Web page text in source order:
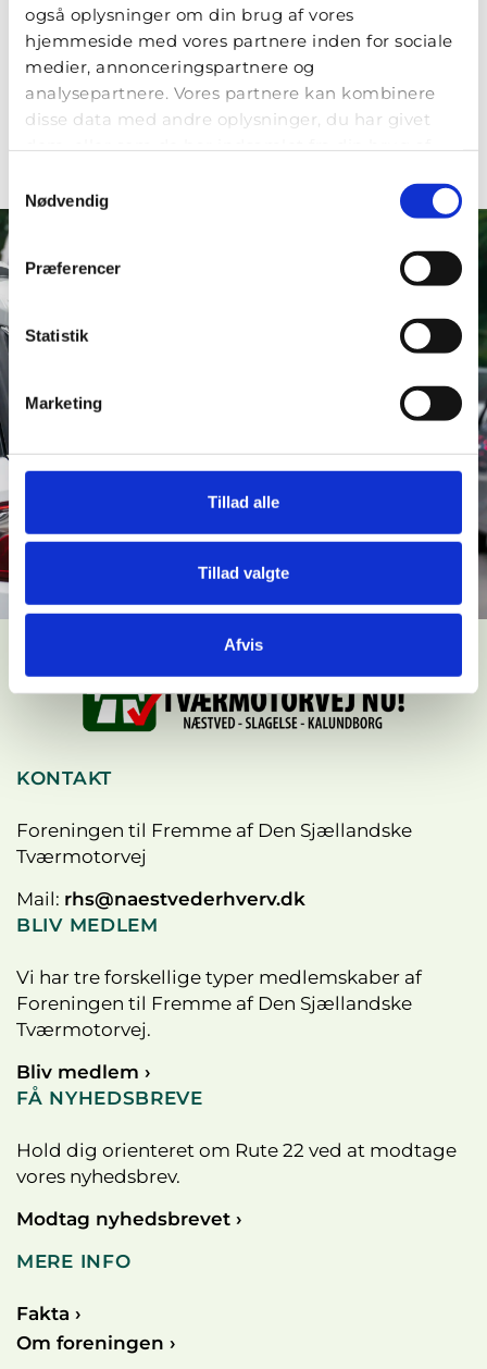
også oplysninger om din brug af vores
hjemmeside med vores partnere inden for sociale
medier, annonceringspartnere og
analysepartnere. Vores partnere kan kombinere
disse data med andre oplysninger, du har givet
Nødvendig
Præferencer
Statistik
Marketing
Tillad alle
Tillad valgte
Afvis
Medlemmer af foreningen
Se alle vores medlemmer af Foreningen til
Fremme af Den Sjællandske Tværmotorvej.
En reduceret rejsetid på
Hver eneste dag kører mellem 8.000 og
Næstved, Slagelse og Kalundborg. En
strækningerne kan gøre Danmark 2 mia.
LÆS MERE
KONTAKT
Foreningen til Fremme af Den Sjællandske
Tværmotorvej
Mail: rhs@naestvederhverv.dk
BLIV MEDLEM
Vi har tre forskellige typer medlemskaber af
Foreningen til Fremme af Den Sjællandske
Tværmotorvej.
Bliv medlem ›
FÅ NYHEDSBREVE
Hold dig orienteret om Rute 22 ved at modtage
vores nyhedsbrev.
Modtag nyhedsbrevet ›
MERE INFO
Fakta ›
Om foreningen ›